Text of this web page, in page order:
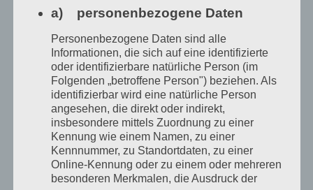
a) personenbezogene Daten
Personenbezogene Daten sind alle
Informationen, die sich auf eine identifizierte
oder identifizierbare natürliche Person (im
Folgenden „betroffene Person") beziehen. Als
identifizierbar wird eine natürliche Person
angesehen, die direkt oder indirekt,
insbesondere mittels Zuordnung zu einer
Kennung wie einem Namen, zu einer
Kennnummer, zu Standortdaten, zu einer
Online-Kennung oder zu einem oder mehreren
besonderen Merkmalen, die Ausdruck der